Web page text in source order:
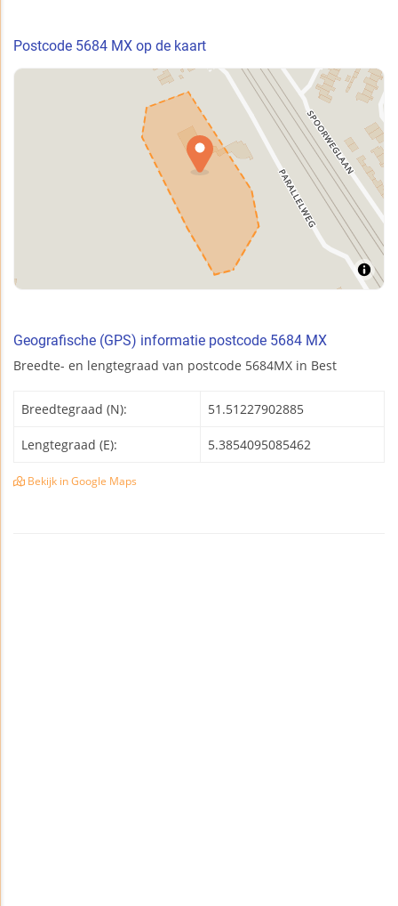
Postcode 5684 MX op de kaart
Geografische (GPS) informatie postcode 5684 MX
Breedte- en lengtegraad van postcode 5684MX in Best
Breedtegraad (N): 51.51227902885
Lengtegraad (E): 5.3854095085462
Bekijk in Google Maps